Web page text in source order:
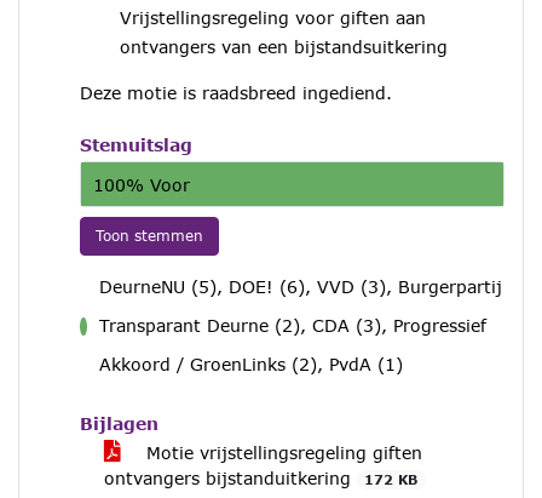
Vrijstellingsregeling voor giften aan
ontvangers van een bijstandsuitkering
Deze motie is raadsbreed ingediend.
Stemuitslag
100% Voor
Toon stemmen
DeurneNU (5), DOE! (6), VVD (3), Burgerpartij
Transparant Deurne (2), CDA (3), Progressief
Akkoord / GroenLinks (2), PvdA (1)
Bijlagen
Motie vrijstellingsregeling giften
ontvangers bijstanduitkering
172 KB